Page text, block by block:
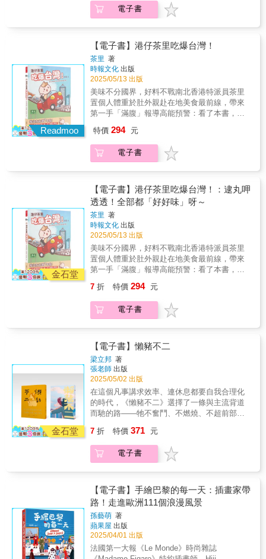
誠，閃爍著小小的光，照進人心裡。瑞秋廖
Rachel Liao Illustration∕藝術家發現微光，是成
為喜歡自己的起點；Eason用他的溫度點亮自
己的希望。河童Kasper∕插畫家填滿靈魂空空的
地方！一起閃閃發光！時尚美妝專家小凱老師
這是一本將生命經歷內化後，用藝術與溫柔筆
觸描繪出的亮光與勇氣，唯有走過，才能如此
真實。永恩∕噴畫藝術家
辣，還有忍不住笑出來的當下，只有自己能夠
體會。看了，就釋懷了。看了，就療癒了。看
孤單」！讀者忍不住回響:「這也太好笑了！」
「笑著笑著，眼淚也漸漸流下來了！」「這裡
面的故事，我每天都在上演」「很有共鳴」
「這也太寫實了…」「好可愛的社畜日常」
「好地獄」「這不是⋯⋯我嗎⋯⋯」「我以為
你在畫我」「哈哈哈哈哈什麼熱血漫」「有沒
有熟悉的感覺」「笑屎⋯⋯用一下」完全說中
我🤣為什麼看完有點想哭好貼切，突然有種哀
傷感，立馬標記給那個熟悉的人在「社畜有點
BLUE 」的世界裡，一共有七名角色。每個都
可能是你。故事圍繞著六個動物員工以及老闆
的辦公室日常生活展開，每個角色都有獨特的
性格以及習慣，至於那些辦公室裡的酸甜苦
辣，還有忍不住笑出來的當下，只有自己能夠
體會。看了，就釋懷了。看了，就療癒了。看
爾後進入圖畫故事書的世界。無論次序，只要
新季節。𓂃 𓂃𓂃𓂃 𓂃𓂃𓂃 𓂃𓂃𓂃 𓂃𓂃 𓂃
𓂃𓂃𓂃 每當甜根子草花開的季節來到，女孩就
會想起通往巨人之心的那條路。「她永遠記得
三隻腳的食蟹獴如何帶她進去『巨人之心』，
她想要把這個被水泥廠扭曲的巨人的故事重新
說回來。」 「她不要人們忘記這裡曾經有巨
人，而只記得水泥廠。」一個清晨，草叢裡一
隻尖鼻子小動物探頭出來，抬起缺了腳掌的右
腳，發出急切的呼呼聲。「每當周遭安靜下來
自己怎麼奮力掙脫捕獸鋏，怎麼昏倒在巨人的
睫毛底下，怎麼在『巨人之心』受到庇護重獲
新生的事。牠在那裡認識了其它受傷的動物，
牠們有的失去了居住的森林，有的因為汙染的
水而患病，有的和牠一樣，因為捕獸鋏而失去
了一條腿。」他們踩在厚厚的落葉上面，每一
步都像跳著舞，每一步都發出像是骨骼碎裂的
聲音。「在那棵巨大到什麼都微不足道的大樹
前面，尖鼻子仔細挑選了幾片心形的落葉，放
在女孩和Idas面前。接著，牠開始咀嚼其中一
片，並用眼神示意他們跟著做。」「呼呼慢
慢，呼呼不要心急，像蝴蝶幼蟲咀嚼樹葉那樣
啊，就會進到妳的心底呼。」 動物們漸漸地靠
過來了。牠們圍繞著女孩，就像正準備聽故
事，或說故事似地。整個世界都安靜了下
來⋯⋯噓。
電子書
Readmoo
【電子書】港仔茶里吃爆台灣！
茶里 著
時報文化 出版
2025/05/13 出版
美味不分國界，好料不戰南北香港特派員茶里
置個人體重於肚外親赴在地美食最前線，帶來
第一手「滿腹」報導高能預警：看了本書，小
候，更需要吃。吃，不只是為了填飽肚子，更
是生活的一部分。無論快樂或悲傷，都少不了
它的存在。你今日食咗飯未？你今天吃飯了
特價 294 元
電子書
金石堂
【電子書】港仔茶里吃爆台灣！：逮丸呷
透透！全部都「好好味」呀～
茶里 著
時報文化 出版
2025/05/13 出版
美味不分國界，好料不戰南北香港特派員茶里
置個人體重於肚外親赴在地美食最前線，帶來
第一手「滿腹」報導高能預警：看了本書，小
候，更需要吃。吃，不只是為了填飽肚子，更
是生活的一部分。無論快樂或悲傷，都少不了
它的存在。你今日食咗飯未？你今天吃飯了
7 折 特價 294 元
電子書
金石堂
【電子書】懶豬不二
梁立邦 著
張老師 出版
2025/05/02 出版
在這個凡事講求效率、連休息都要自我合理化
的時代，《懶豬不二》選擇了一條與主流背道
而馳的路——牠不奮鬥、不燃燒、不超前部
隨筆集，也是一隻懶豬的日常觀察筆記。牠說
的話很短，但句句戳心。牠看似無所事事，卻
不斷在問生活到底為什麼這麼累。每一篇圖
勵志書，也不是懶人包。牠只是一隻用自己的
節奏活著的豬。如果你也有點累、有點懶、但
還是想笑一下——翻開這本書，讓懶豬不二陪
你躺一會兒。
7 折 特價 371 元
電子書
【電子書】手繪巴黎的每一天：插畫家帶
路！走進歐洲111個浪漫風景
孫藝萌 著
蘋果屋 出版
2025/04/01 出版
法國第一大報《Le Monde》時尚雜誌